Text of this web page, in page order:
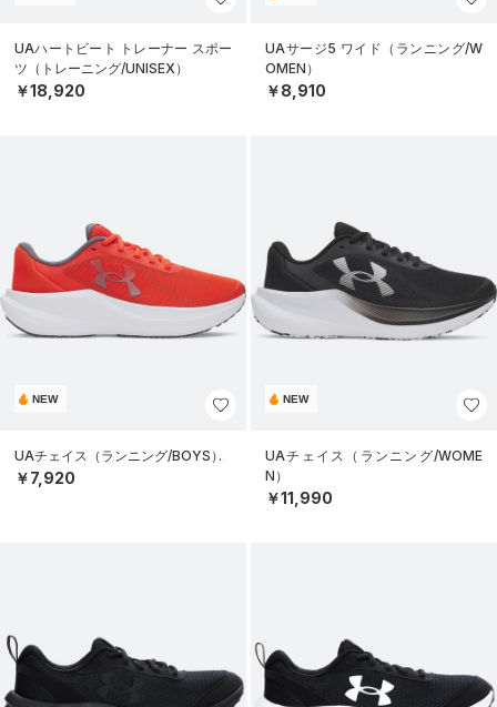
UAハートビート トレーナー スポー
ツ（トレーニング/UNISEX）
￥18,920
UAサージ5 ワイド（ランニング/W
OMEN）
￥8,910
NEW
UAチェイス（ランニング/BOYS）
￥7,920
NEW
UAチェイス（ランニング/WOME
N）
￥11,990